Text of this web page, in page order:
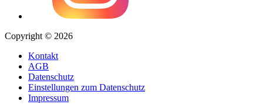
Copyright © 2026
Kontakt
AGB
Datenschutz
Einstellungen zum Datenschutz
Impressum